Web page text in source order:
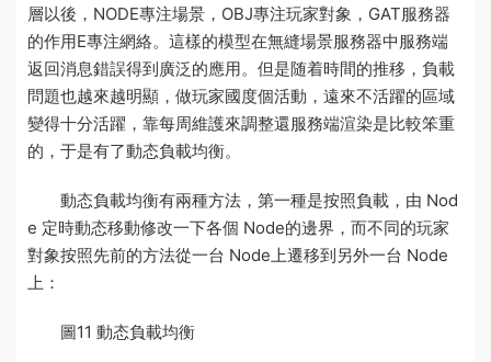
層以後，NODE專注場景，OBJ專注玩家對象，GAT服務器
的作用E專注網絡。這樣的模型在無縫場景服務器中服務端
返回消息錯誤得到廣泛的應用。但是随着時間的推移，負載
問題也越來越明顯，做玩家國度個活動，遠來不活躍的區域
變得十分活躍，靠每周維護來調整還服務端渲染是比較笨重
的，于是有了動态負載均衡。
動态負載均衡有兩種方法，第一種是按照負載，由 Nod
e 定時動态移動修改一下各個 Node的邊界，而不同的玩家
對象按照先前的方法從一台 Node上遷移到另外一台 Node
上：
圖11 動态負載均衡